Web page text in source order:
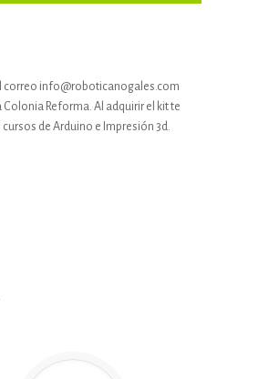
correo info@roboticanogales.com
Reforma. Al adquirir el kit te
de Arduino e Impresión 3d.